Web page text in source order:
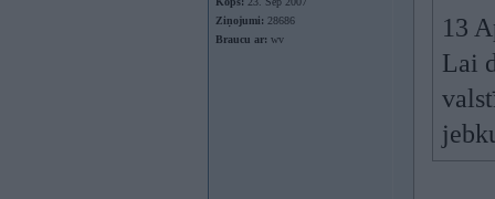
Ziņojumi: 28686
Braucu ar: wv
13
Lai